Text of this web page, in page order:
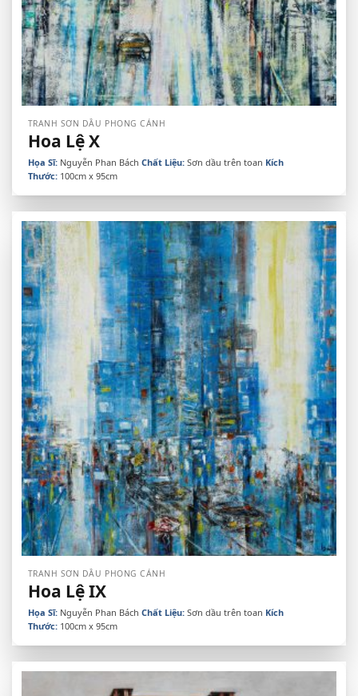
TRANH SƠN DẦU PHONG CẢNH
Hoa Lệ X
Họa Sĩ: Nguyễn Phan Bách Chất Liệu: Sơn dầu trên toan Kích
Thước: 100cm x 95cm
TRANH SƠN DẦU PHONG CẢNH
Hoa Lệ IX
Họa Sĩ: Nguyễn Phan Bách Chất Liệu: Sơn dầu trên toan Kích
Thước: 100cm x 95cm